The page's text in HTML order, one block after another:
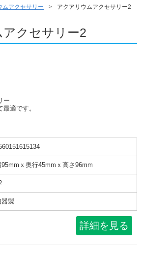
ムアクセサリー アクアリウムアクセサリー2
クセサリー2
ー
適です。
95mmｘ奥行45mmｘ高さ96mm
器製
詳細を見る